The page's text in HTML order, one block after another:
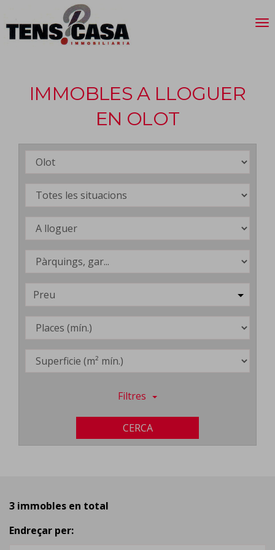
IMMOBLES A LLOGUER
EN OLOT
Preu
Filtres
CERCA
3 immobles en total
Endreçar per: